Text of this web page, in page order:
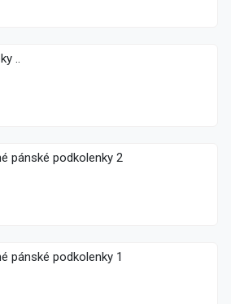
..
pánské podkolenky 2
pánské podkolenky 1